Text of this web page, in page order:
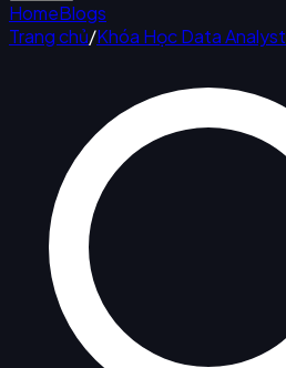
HomeBlogs
Trang chủ/Khóa Học Data Analyst